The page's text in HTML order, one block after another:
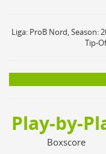
Liga: ProB Nord, Season:
Tip-
Play-by-
Boxscore